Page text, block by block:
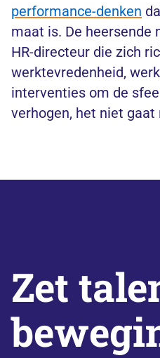
performance-denken
maat is. De heersende
HR-directeur die zich
werktevredenheid,
interventies om de
verhogen, het niet gaat
Zet